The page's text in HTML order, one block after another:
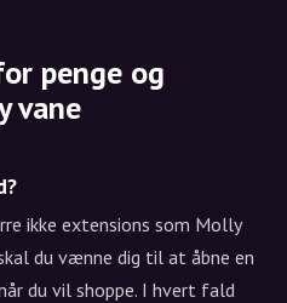
penge og
vane
ikke extensions som Molly
du vænne dig til at åbne en
du vil shoppe. I hvert fald